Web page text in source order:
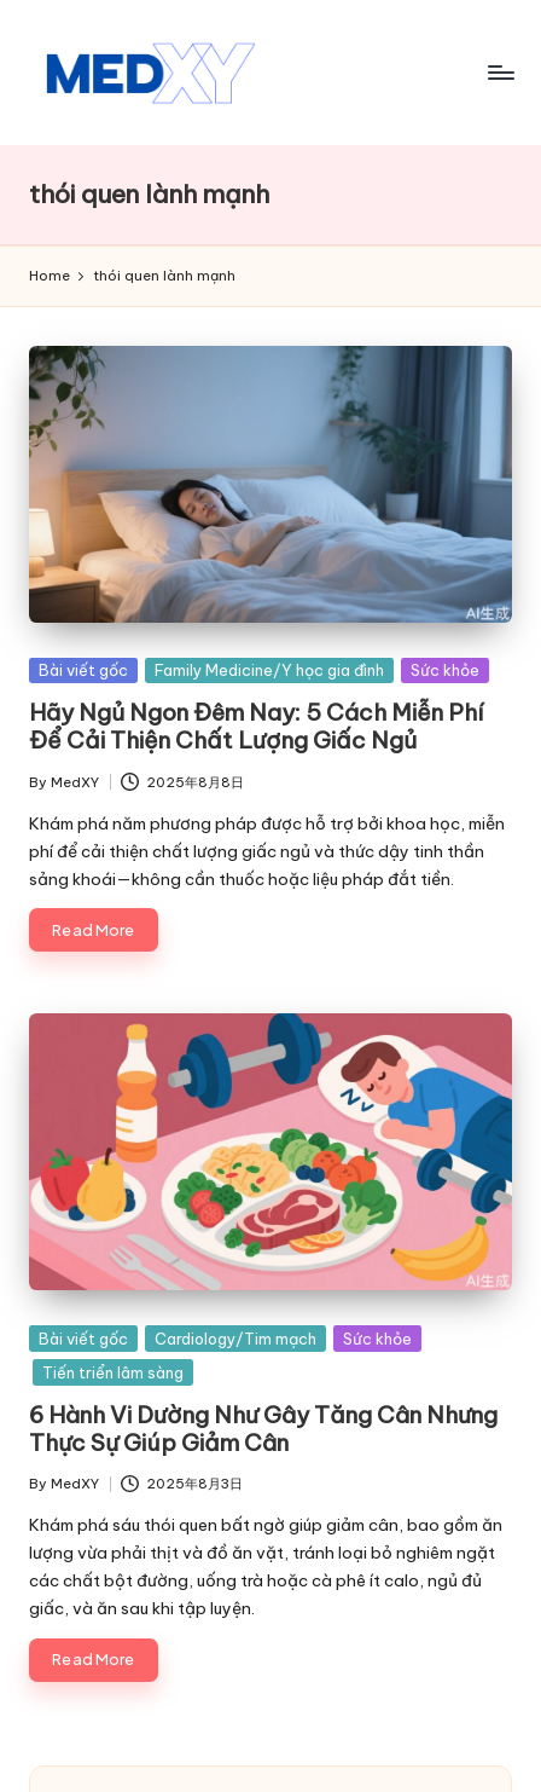
e
d
x
y
A
I
thói quen lành mạnh
Home thói quen lành mạnh
Posted
Bài viết gốc Family Medicine/Y học gia đình Sức khỏe
Hãy Ngủ Ngon Đêm Nay: 5 Cách Miễn Phí
Để Cải Thiện Chất Lượng Giấc Ngủ
Posted
by
By MedXY 2025年8月8日
Khám phá năm phương pháp được hỗ trợ bởi khoa học, miễn
phí để cải thiện chất lượng giấc ngủ và thức dậy tinh thần
sảng khoái—không cần thuốc hoặc liệu pháp đắt tiền.
Read More
Posted
in
Bài viết gốc Cardiology/Tim mạch
Sức khỏe
Tiến triển lâm sàng
6 Hành Vi Dường Như Gây Tăng Cân Nhưng
Thực Sự Giúp Giảm Cân
Posted
by
By MedXY 2025年8月3日
Khám phá sáu thói quen bất ngờ giúp giảm cân, bao gồm ăn
lượng vừa phải thịt và đồ ăn vặt, tránh loại bỏ nghiêm ngặt
các chất bột đường, uống trà hoặc cà phê ít calo, ngủ đủ
giấc, và ăn sau khi tập luyện.
Read More